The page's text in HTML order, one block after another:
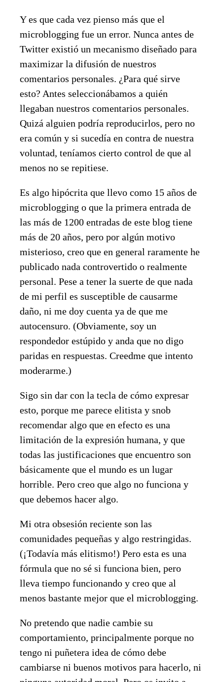
Y es que cada vez pienso más que el
microblogging fue un error. Nunca antes de
Twitter existió un mecanismo diseñado para
maximizar la difusión de nuestros
comentarios personales. ¿Para qué sirve
esto? Antes seleccionábamos a quién
llegaban nuestros comentarios personales.
Quizá alguien podría reproducirlos, pero no
era común y si sucedía en contra de nuestra
voluntad, teníamos cierto control de que al
menos no se repitiese.
Es algo hipócrita que llevo como 15 años de
microblogging o que la primera entrada de
las más de 1200 entradas de este blog tiene
más de 20 años, pero por algún motivo
misterioso, creo que en general raramente he
publicado nada controvertido o realmente
personal. Pese a tener la suerte de que nada
de mi perfil es susceptible de causarme
daño, ni me doy cuenta ya de que me
autocensuro. (Obviamente, soy un
respondedor estúpido y anda que no digo
paridas en respuestas. Creedme que intento
moderarme.)
Sigo sin dar con la tecla de cómo expresar
esto, porque me parece elitista y snob
recomendar algo que en efecto es una
limitación de la expresión humana, y que
todas las justificaciones que encuentro son
básicamente que el mundo es un lugar
horrible. Pero creo que algo no funciona y
que debemos hacer algo.
Mi otra obsesión reciente son las
comunidades pequeñas y algo restringidas.
(¡Todavía más elitismo!) Pero esta es una
fórmula que no sé si funciona bien, pero
lleva tiempo funcionando y creo que al
menos bastante mejor que el microblogging.
No pretendo que nadie cambie su
comportamiento, principalmente porque no
tengo ni puñetera idea de cómo debe
cambiarse ni buenos motivos para hacerlo, ni